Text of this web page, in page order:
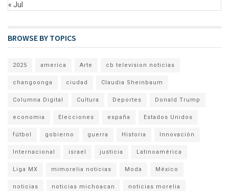
« Jul
BROWSE BY TOPICS
2025 america Arte cb television noticias
changoonga ciudad Claudia Sheinbaum
Columna Digital Cultura Deportes Donald Trump
economia Elecciones españa Estados Unidos
fútbol gobierno guerra Historia Innovación
Internacional israel justicia Latinoamérica
Liga MX mimorelia noticias Moda México
noticias noticias michoacan noticias morelia